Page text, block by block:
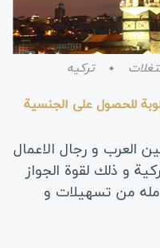
ترکیه
للحصول على الجنسية
العرب و رجال الاعمال
و ذلك لقوة الجواز
من تسهيلات و
الاوراق اللازمة